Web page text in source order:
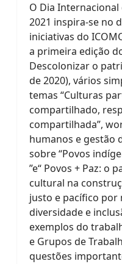
O Dia
2021 inspira-se no
iniciativas do
a primeira edição
Descolonizar o
de 2020), vários
temas “Culturas
compartilhado,
compartilhada”,
humanos e gestão
sobre “Povos
”e“ Povos + Paz: o
cultural na
justo e pacífico por
diversidade e
exemplos do
e Grupos de
questões